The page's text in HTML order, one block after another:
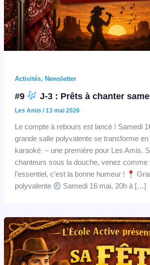
Activités, Newsletter
#9 J-3 : Prêts à chanter
Les Amis /13 mai 2026
Le compte à rebours est lancé ! Samedi
grande salle polyvalente se transforme
karaoké – une première pour Les Amis.
chanteurs sous la douche, venez comme
l’essentiel, c’est la bonne humeur !
polyvalente
Samedi 16 mai, 20h à […]